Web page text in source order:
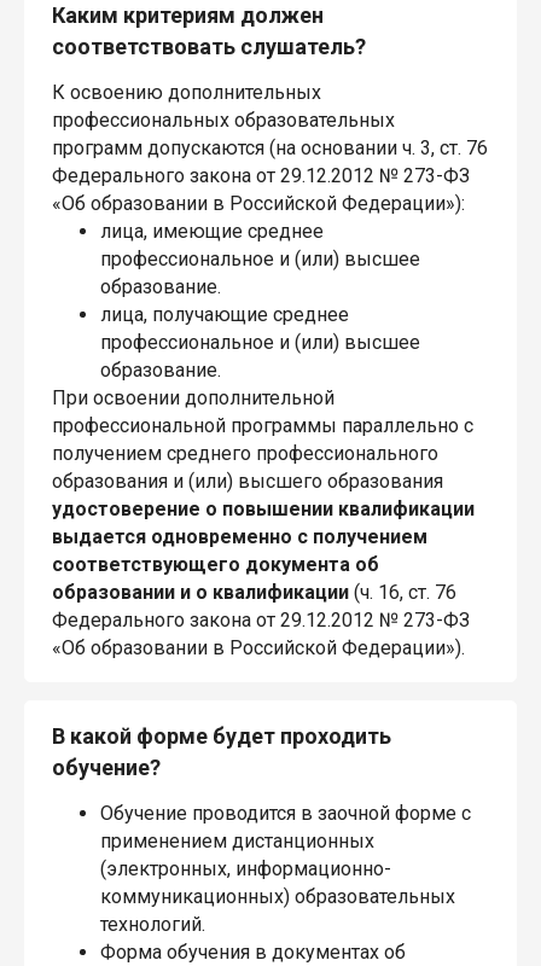
Каким критериям должен
соответствовать слушатель?
К освоению дополнительных
профессиональных образовательных
программ допускаются (на основании ч. 3, ст. 76
Федерального закона от 29.12.2012 № 273-ФЗ
«Об образовании в Российской Федерации»):
лица, имеющие среднее
профессиональное и (или) высшее
образование.
лица, получающие среднее
профессиональное и (или) высшее
образование.
При освоении дополнительной
профессиональной программы параллельно с
получением среднего профессионального
образования и (или) высшего образования
удостоверение о повышении квалификации
выдается одновременно с получением
соответствующего документа об
образовании и о квалификации (ч. 16, ст. 76
Федерального закона от 29.12.2012 № 273-ФЗ
«Об образовании в Российской Федерации»).
В какой форме будет проходить
обучение?
Обучение проводится в заочной форме с
применением дистанционных
(электронных, информационно-
коммуникационных) образовательных
технологий.
Форма обучения в документах об